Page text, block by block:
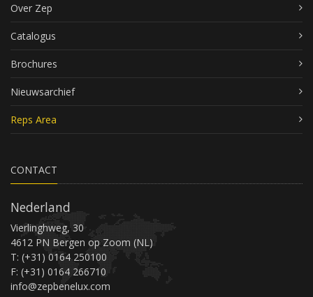
Over Zep
Catalogus
Brochures
Nieuwsarchief
Reps Area
CONTACT
Nederland
Vierlinghweg, 30
4612 PN Bergen op Zoom (NL)
T: (+31) 0164 250100
F: (+31) 0164 266710
info@zepbenelux.com